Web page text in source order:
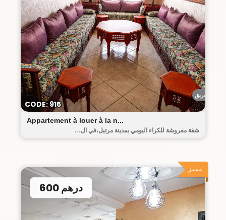
أحريق
Appartement à louer à la n...
شقة مفروشة للكراء اليومي بمدينة مرتيل،في ال...
CODE: 915
مميز
600 درهم